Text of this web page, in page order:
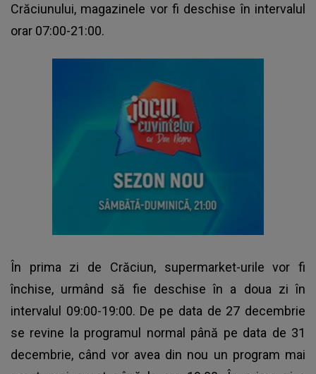
Crăciunului, magazinele vor fi deschise în intervalul
orar 07:00-21:00.
În prima zi de Crăciun, supermarket-urile vor fi
închise, urmând să fie deschise în a doua zi în
intervalul 09:00-19:00. De pe data de 27 decembrie
se revine la programul normal până pe data de 31
decembrie, când vor avea din nou un program mai